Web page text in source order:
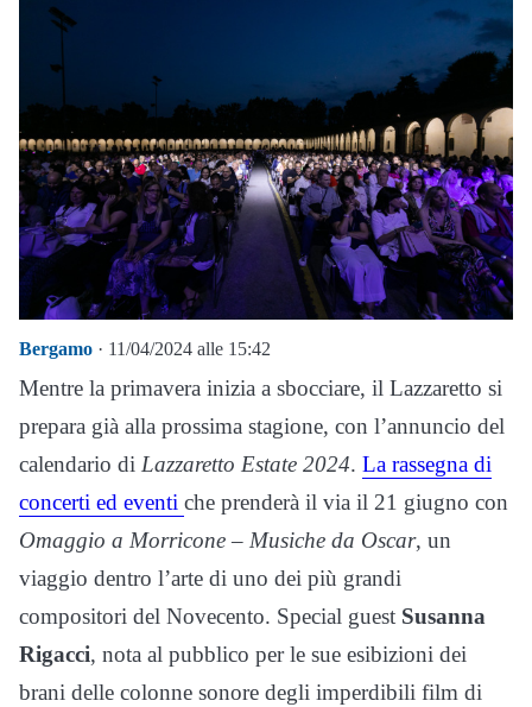
Bergamo · 11/04/2024 alle 15:42
Mentre la primavera inizia a sbocciare, il Lazzaretto si
prepara già alla prossima stagione, con l’annuncio del
calendario di Lazzaretto Estate 2024. La rassegna di
concerti ed eventi che prenderà il via il 21 giugno con
Omaggio a Morricone – Musiche da Oscar, un
viaggio dentro l’arte di uno dei più grandi
compositori del Novecento. Special guest Susanna
Rigacci, nota al pubblico per le sue esibizioni dei
brani delle colonne sonore degli imperdibili film di